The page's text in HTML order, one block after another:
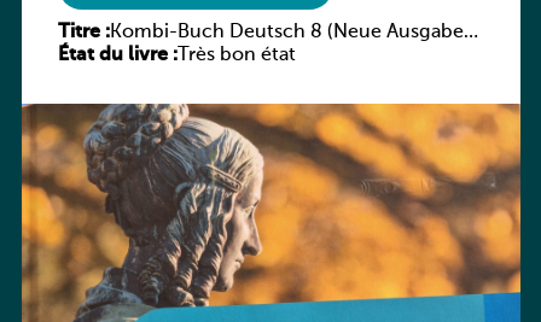
Titre :Kombi-Buch Deutsch 8 (Neue Ausgabe
Luxemburg)
État du livre :Très bon état